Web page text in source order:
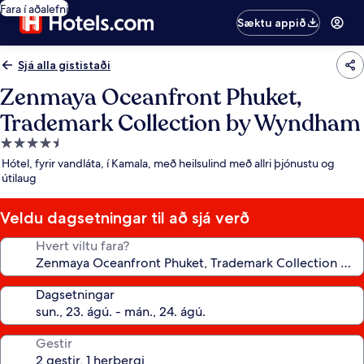
Fara í aðalefni
Sæktu appið
Sjá alla gististaði
Zenmaya Oceanfront Phuket,
Trademark Collection by Wyndham
4.5
stjörnu
gististaður
Hótel, fyrir vandláta, í Kamala, með heilsulind með allri þjónustu og
útilaug
Veldu dagsetningar til að sjá verð
Hvert viltu fara?
Dagsetningar
Gestir